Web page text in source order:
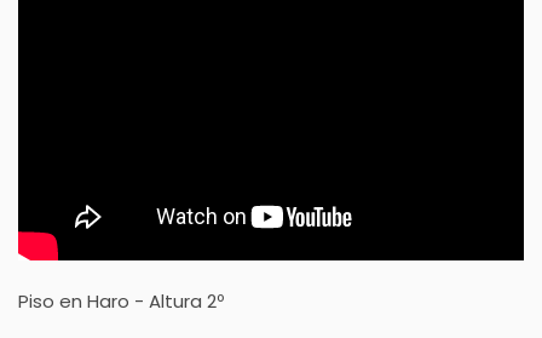
Piso en Haro - Altura 2º